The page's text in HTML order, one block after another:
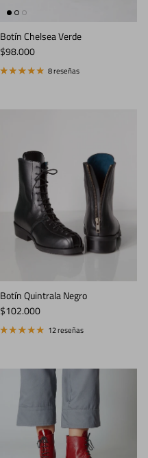
Botín Chelsea Verde
Precio normal
$98.000
8 reseñas
Botín Quintrala Negro
Precio normal
$102.000
12 reseñas